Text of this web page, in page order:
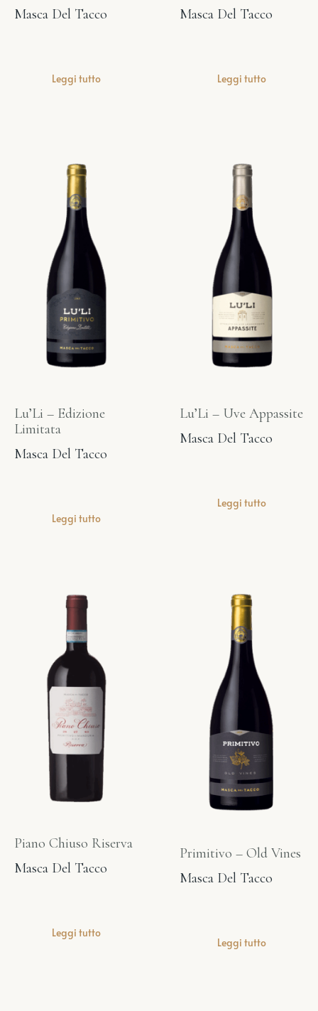
Masca Del Tacco
Leggi tutto
Masca Del Tacco
Leggi tutto
Lu’Li – Edizione
Limitata
Masca Del Tacco
Leggi tutto
Lu’Li – Uve Appassite
Masca Del Tacco
Leggi tutto
Piano Chiuso Riserva
Masca Del Tacco
Leggi tutto
Primitivo – Old Vines
Masca Del Tacco
Leggi tutto